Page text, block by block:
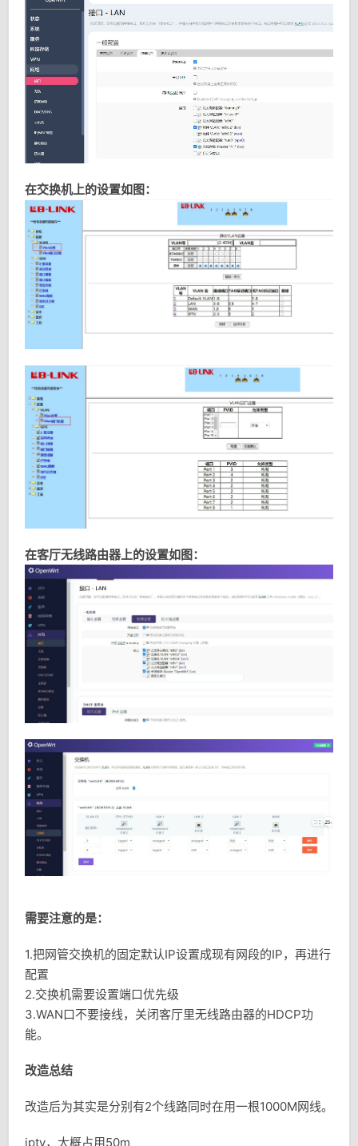
在交换机上的设置如图：
在客厅无线路由器上的设置如图：
需要注意的是：
1.把网管交换机的固定默认IP设置成现有网段的IP，再进行
配置
2.交换机需要设置端口优先级
3.WAN口不要接线，关闭客厅里无线路由器的HDCP功
能。
改造总结
改造后为其实是分别有2个线路同时在用一根1000M网线。
iptv，大概占用50m